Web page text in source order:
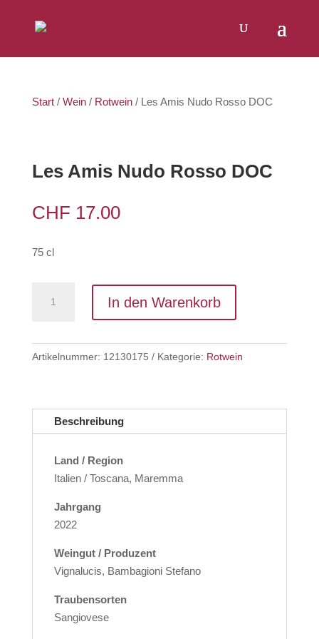
Start/ Wein/ Rotwein/ Les Amis Nudo Rosso DOC
Les Amis Nudo Rosso DOC
CHF 17.00
75 cl
Amis
Rosso
DOC
In den Warenkorb
Artikelnummer: 12130175 Kategorie: Rotwein
Beschreibung
Land / Region
Italien / Toscana, Maremma
Jahrgang
2022
Weingut / Produzent
Vignalucis, Bambagioni Stefano
Traubensorten
Sangiovese